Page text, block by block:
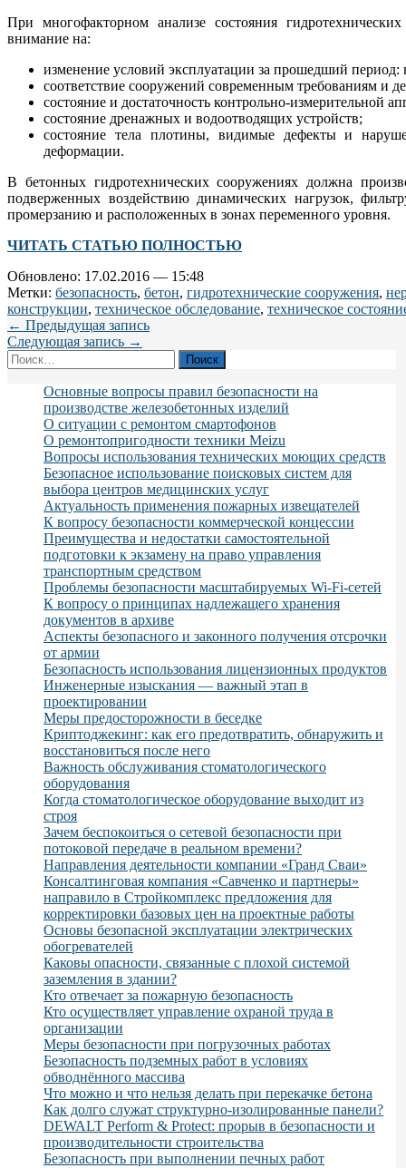
При многофакторном анализе состояния
внимание на:
изменение условий эксплуатации за прошедший период:
соответствие сооружений современным требованиям и
состояние и достаточность контрольно-измерительной
состояние дренажных и водоотводящих устройств;
состояние тела плотины, видимые дефекты и
деформации.
В бетонных гидротехнических сооружениях должна
подверженных воздействию динамических нагрузок,
промерзанию и расположенных в зонах переменного уровня.
ЧИТАТЬ СТАТЬЮ ПОЛНОСТЬЮ
Обновлено: 17.02.2016 — 15:48
Метки: безопасность, бетон, гидротехнические сооружения,
конструкции, техническое обследование, техническое
← Предыдущая запись
Следующая запись →
Найти:
Основные вопросы правил безопасности на
производстве железобетонных изделий
О ситуации с ремонтом смартофонов
О ремонтопригодности техники Meizu
Вопросы использования технических моющих средств
Безопасное использование поисковых систем для
выбора центров медицинских услуг
Актуальность применения пожарных извещателей
К вопросу безопасности коммерческой концессии
Преимущества и недостатки самостоятельной
подготовки к экзамену на право управления
транспортным средством
Проблемы безопасности масштабируемых Wi-Fi-сетей
К вопросу о принципах надлежащего хранения
документов в архиве
Аспекты безопасного и законного получения отсрочки
от армии
Безопасность использования лицензионных продуктов
Инженерные изыскания — важный этап в
проектировании
Меры предосторожности в беседке
Криптоджекинг: как его предотвратить, обнаружить и
восстановиться после него
Важность обслуживания стоматологического
оборудования
Когда стоматологическое оборудование выходит из
строя
Зачем беспокоиться о сетевой безопасности при
потоковой передаче в реальном времени?
Направления деятельности компании «Гранд Сваи»
Консалтинговая компания «Савченко и партнеры»
направило в Стройкомплекс предложения для
корректировки базовых цен на проектные работы
Основы безопасной эксплуатации электрических
обогревателей
Каковы опасности, связанные с плохой системой
заземления в здании?
Кто отвечает за пожарную безопасность
Кто осуществляет управление охраной труда в
организации
Меры безопасности при погрузочных работах
Безопасность подземных работ в условиях
обводнённого массива
Что можно и что нельзя делать при перекачке бетона
Как долго служат структурно-изолированные панели?
DEWALT Perform & Protect: прорыв в безопасности и
производительности строительства
Безопасность при выполнении печных работ